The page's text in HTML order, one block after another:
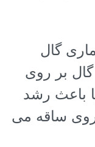
گال
بر روی
باعث رشد
روی ساقه می